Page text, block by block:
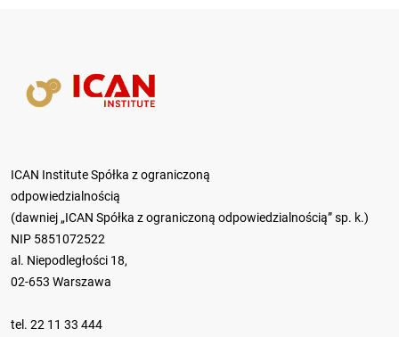
ICAN Institute Spółka z ograniczoną
odpowiedzialnością
(dawniej „ICAN Spółka z ograniczoną odpowiedzialnością” sp. k.)
NIP 5851072522
al. Niepodległości 18,
02-653 Warszawa
tel. 22 11 33 444